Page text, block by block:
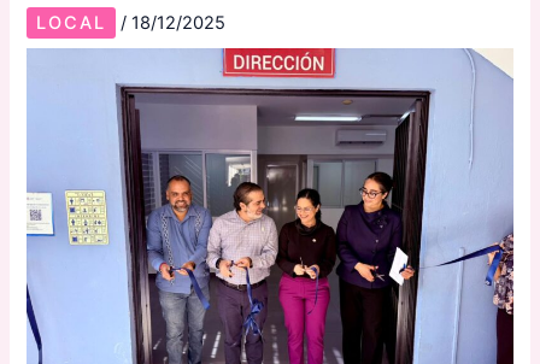
LOCAL /18/12/2025